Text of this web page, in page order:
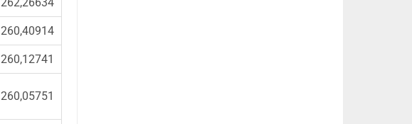
260,40914
260,12741
260,05751